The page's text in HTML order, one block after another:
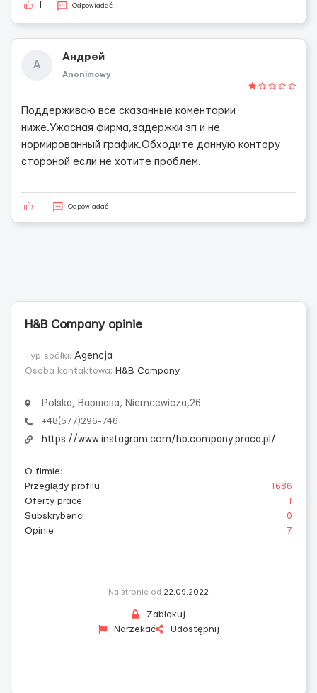
Odpowiadać
А
Андрей
Anonimowy
Поддерживаю все сказанные коментарии
ниже.Ужасная фирма,задержки зп и не
нормированный график.Обходите данную контору
стороной если не хотите проблем.
Odpowiadać
H&B Company opinie
Typ spółki: Agencja
Osoba kontaktowa: H&B Company
Polska, Варшава, Niemcewicza,26
+48(577)296-746
https://www.instagram.com/hb.company.praca.pl/
O firmie:
Przeglądy profilu
1686
Oferty prace
1
Subskrybenci
0
Opinie
7
Na stronie od 22.09.2022
Zablokuj
Narzekać
Udostępnij